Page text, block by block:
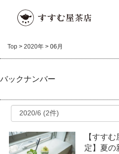
Top > 2020年 > 06月
バックナンバー
【すす
定】夏の